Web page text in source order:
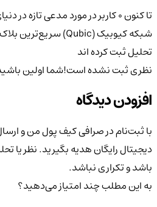
تا کنون 0 کاربر در مورد
مدعی تازه در
شبکه کیوبیک (Qubic) سریع‌ترین بلاک‌چین لقب گرفت
تحلیل ثبت کرده اند
نظری ثبت نشده است!شما اولین باشید
افزودن دیدگاه
با ثبت‌نام در صرافی کیف پول من و
باشد و تکراری نباشد.
به این مطلب چند امتیاز می‌دهید؟